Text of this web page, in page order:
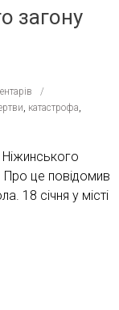
загону
, катастрофа,
Про це повідомив
18 січня у місті